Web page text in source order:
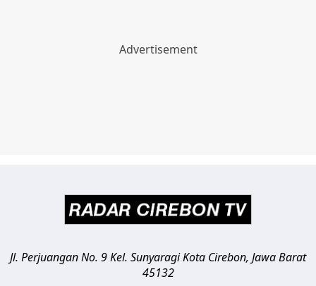
Jl. Perjuangan No. 9 Kel. SunyaragiKota Cirebon, Jawa Barat
45132